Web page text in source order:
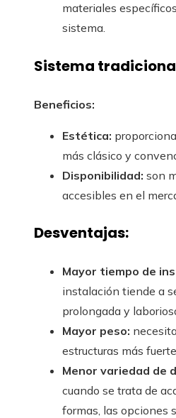
materiales
sistema.
Sistema
Beneficios:
Estética:
más clásico y
Disponibilidad: son
accesibles en el
Desventajas:
Mayor tiempo de
instalación tiende a
prolongada y
Mayor peso:
estructuras más
Menor variedad de
cuando se trata de
formas, las opciones